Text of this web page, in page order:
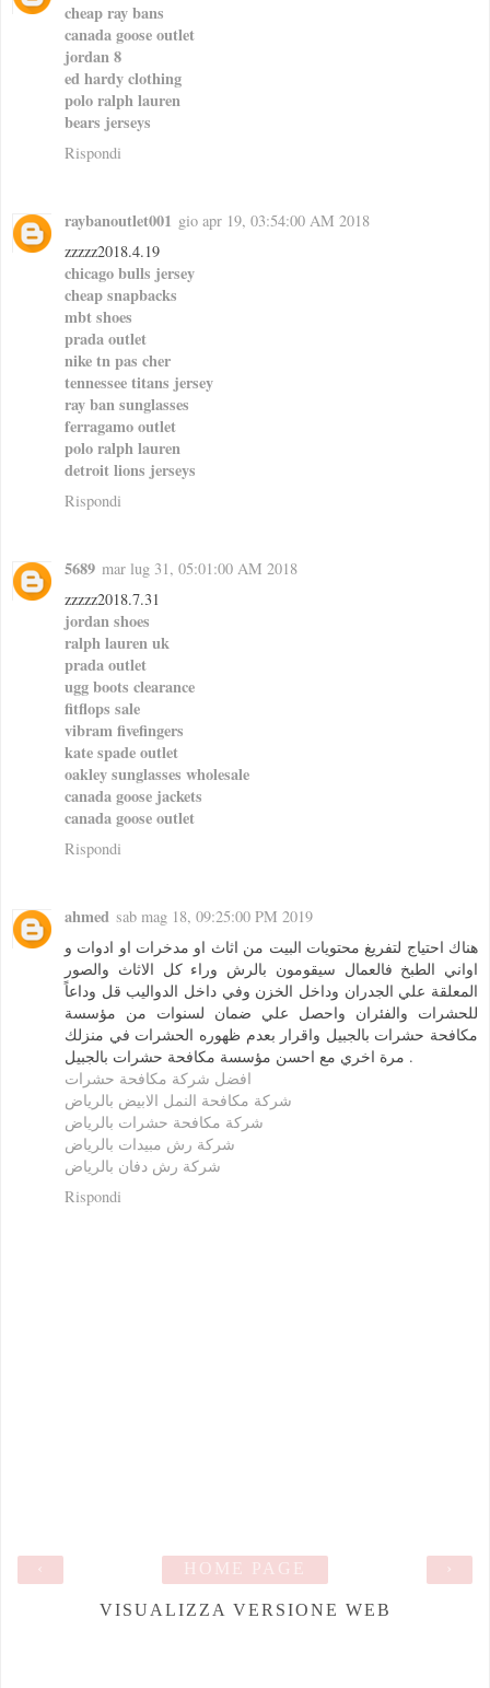
cheap ray bans
canada goose outlet
jordan 8
ed hardy clothing
polo ralph lauren
bears jerseys
Rispondi
raybanoutlet001 gio apr 19, 03:54:00 AM 2018
zzzzz2018.4.19
chicago bulls jersey
cheap snapbacks
mbt shoes
prada outlet
nike tn pas cher
tennessee titans jersey
ray ban sunglasses
ferragamo outlet
polo ralph lauren
detroit lions jerseys
Rispondi
5689 mar lug 31, 05:01:00 AM 2018
zzzzz2018.7.31
jordan shoes
ralph lauren uk
prada outlet
ugg boots clearance
fitflops sale
vibram fivefingers
kate spade outlet
oakley sunglasses wholesale
canada goose jackets
canada goose outlet
Rispondi
ahmed sab mag 18, 09:25:00 PM 2019
هناك احتياج لتفريغ محتويات البيت من اثاث او مدخرات او ادوات و
اواني الطبخ فالعمال سيقومون بالرش وراء كل الاثاث والصور
المعلقة علي الجدران وداخل الخزن وفي داخل الدواليب قل وداعاً
للحشرات والفئران واحصل علي ضمان لسنوات من مؤسسة
مكافحة حشرات بالجبيل واقرار بعدم ظهوره الحشرات في منزلك
مرة اخري مع احسن مؤسسة مكافحة حشرات بالجبيل .
افضل شركة مكافحة حشرات
شركة مكافحة النمل الابيض بالرياض
شركة مكافحة حشرات بالرياض
شركة رش مبيدات بالرياض
شركة رش دفان بالرياض
Rispondi
›
HOME PAGE
VISUALIZZA VERSIONE WEB